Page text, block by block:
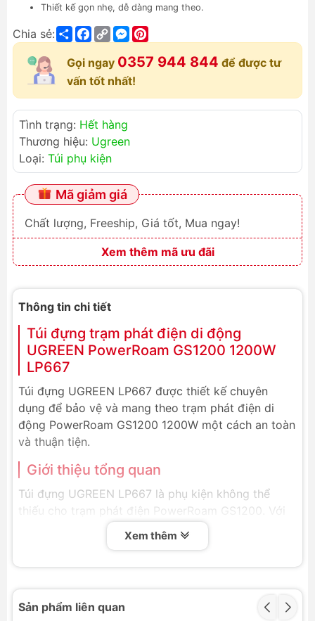
Thiết kế gọn nhẹ, dễ dàng mang theo.
Chia sẻ: ShareFacebook
Copy
Link
Messenger
Gọi ngay 0357 944 844 để được tư
vấn tốt nhất!
Tình trạng: Hết hàng
Thương hiệu: Ugreen
Loại: Túi phụ kiện
Mã giảm giá
Chất lượng, Freeship, Giá tốt, Mua ngay!
Xem thêm mã ưu đãi
Thông tin chi tiết
Túi đựng trạm phát điện di động
UGREEN PowerRoam GS1200 1200W
LP667
Túi đựng UGREEN LP667 được thiết kế chuyên
dụng để bảo vệ và mang theo trạm phát điện di
động PowerRoam GS1200 1200W một cách an toàn
và thuận tiện.
Giới thiệu tổng quan
Túi đựng UGREEN LP667 là phụ kiện không thể
thiếu cho trạm phát điện PowerRoam GS1200. Với
chất liệu cao cấp, chống va đập và thiết kế thông
Xem thêm
Sản phẩm liên quan